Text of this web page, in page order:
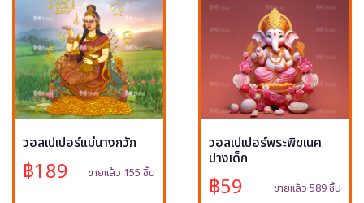
วอลเปเปอร์แม่นางกวัก
฿189 ขายแล้ว 155 ชิ้น
วอลเปเปอร์พระพิฆเนศ
ปางเด็ก
฿59 ขายแล้ว 589 ชิ้น